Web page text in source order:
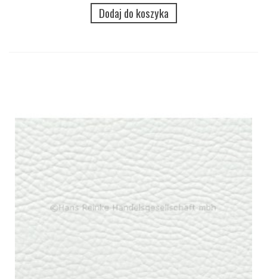
Dodaj do koszyka